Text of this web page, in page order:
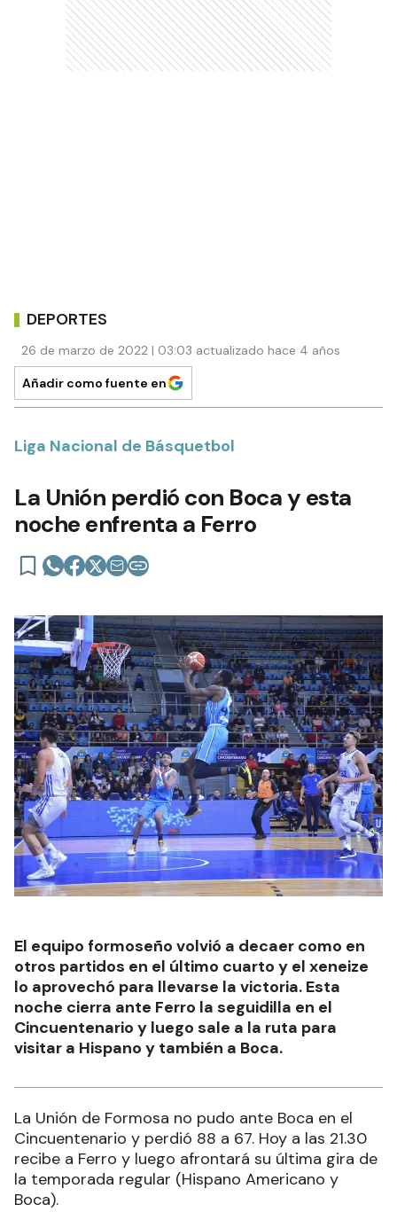
DEPORTES
26 de marzo de 2022 | 03:03 actualizado hace 4 años
Añadir como fuente en
Liga Nacional de Básquetbol
La Unión perdió con Boca y esta
noche enfrenta a Ferro
El equipo formoseño volvió a decaer como en
otros partidos en el último cuarto y el xeneize
lo aprovechó para llevarse la victoria. Esta
noche cierra ante Ferro la seguidilla en el
Cincuentenario y luego sale a la ruta para
visitar a Hispano y también a Boca.
La Unión de Formosa no pudo ante Boca en el
Cincuentenario y perdió 88 a 67. Hoy a las 21.30
recibe a Ferro y luego afrontará su última gira de
la temporada regular (Hispano Americano y
Boca).